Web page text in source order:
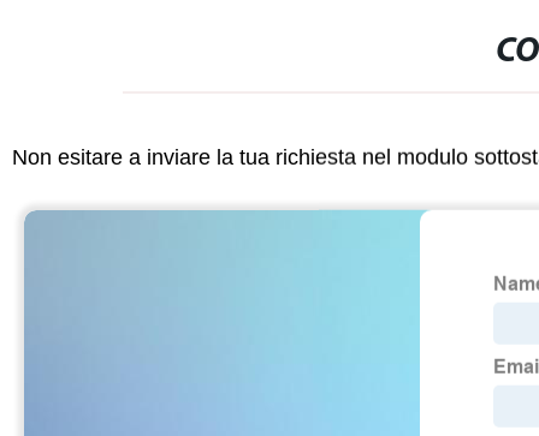
Non esitare a inviare la tua richiesta nel modulo